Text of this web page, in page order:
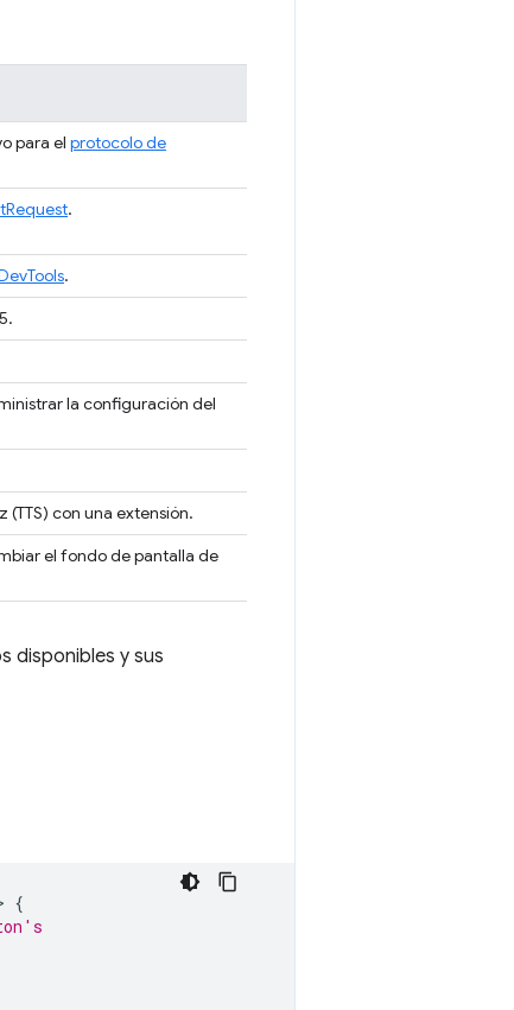
para el protocolo de
.
.
la configuración del
con una extensión.
el fondo de pantalla de
disponibles y sus
{